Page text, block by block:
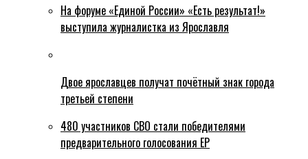
На форуме «Единой России» «Есть результат!»
выступила журналистка из Ярославля
Двое ярославцев получат почётный знак города
третьей степени
480 участников СВО стали победителями
предварительного голосования ЕР